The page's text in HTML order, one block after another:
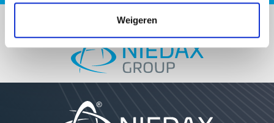
verzameld op basis van uw gebruik van hun services.
Weigeren
Onderdeel van NIEDAX GROUP